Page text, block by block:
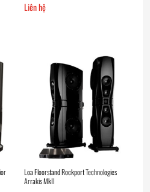
Liên hệ
Loa Floorstand Rockport Technologies
Arrakis MkII